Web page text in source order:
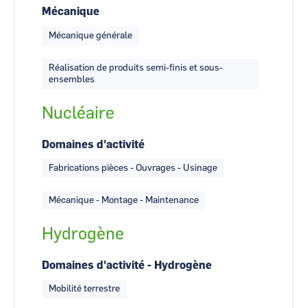
Mécanique
Mécanique générale
Réalisation de produits semi-finis et sous-
ensembles
Nucléaire
Domaines d'activité
Fabrications pièces - Ouvrages - Usinage
Mécanique - Montage - Maintenance
Hydrogène
Domaines d'activité - Hydrogène
Mobilité terrestre